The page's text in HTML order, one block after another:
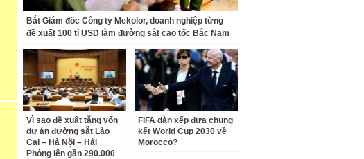
Bắt Giám đốc Công ty Mekolor, doanh nghiệp từng
đề xuất 100 tỉ USD làm đường sắt cao tốc Bắc Nam
Vì sao đề xuất tăng vốn
dự án đường sắt Lào
Cai – Hà Nội – Hải
Phòng lên gần 290.000
FIFA dàn xếp đưa chung
kết World Cup 2030 về
Morocco?